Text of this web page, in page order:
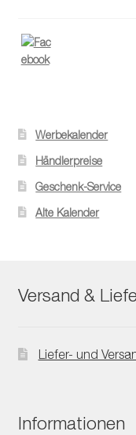
Werbekalender
Händlerpreise
Geschenk-Service
Alte Kalender
Versand &
Liefer- und
Informationen